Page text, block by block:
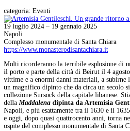
categoria: Eventi
19 luglio 2024 – 19 gennaio 2025
Napoli
Complesso monumentale di Santa Chiara
https://www.monasterodisantachiara.it
Molti ricorderanno la terribile esplosione di
il porto e parte della città di Beirut il 4
vittime e a enormi danni materiali, a subirne
un magnifico dipinto che da circa un secolo
collezione Sursock della capitale libanese.
della Maddalena dipinta da Artemisia
Napoli, e più esattamente tra il 1630 e il
e oggi, dopo quasi quattrocento anni, torna
ospite del complesso monumentale di Santa